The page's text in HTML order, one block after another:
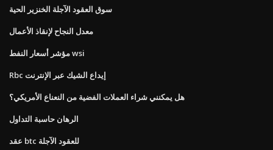
سوق العقود الآجلة الخنزير الحية
معدل النجاح لإنقاذ الأعمال
مؤشر أسعار النفط wsi
Rbc إيداع الشيك عبر الإنترنت
هل يمكنني شراء العملات الفضية من النعناع الأمريكي؟
الرهان حاسبة التداول
عقد btc للعقود الآجلة